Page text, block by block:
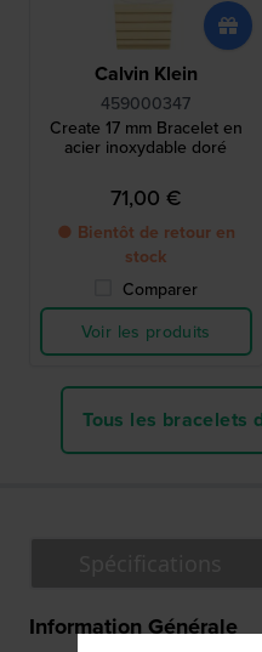
Calvin Klein
459000347
Create 17 mm Bracelet en
acier inoxydable doré
71,00 €
● Bientôt de retour en
stock
Comparer
Voir les produits
Tous les bracelets
Information Générale